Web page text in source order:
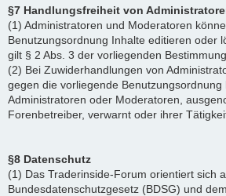
§7 Handlungsfreiheit von
(1) Administratoren und Moderatoren
Benutzungsordnung Inhalte editieren oder
gilt § 2 Abs. 3 der vorliegenden
(2) Bei Zuwiderhandlungen von
gegen die vorliegende Benutzungsordnung
Administratoren oder Moderatoren,
Forenbetreiber, verwarnt oder ihrer
§8 Datenschutz
(1) Das Traderinside-Forum orientiert sich
Bundesdatenschutzgesetz (BDSG) und dem